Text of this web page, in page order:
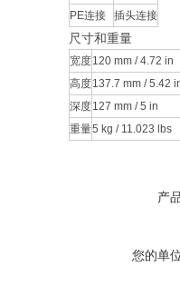
PE连接
插头连接
尺寸和重量
宽度120 mm / 4.72 in
高度137.7 mm / 5.42
深度127 mm / 5 in
重量5 kg / 11.023 lbs
产
您的单